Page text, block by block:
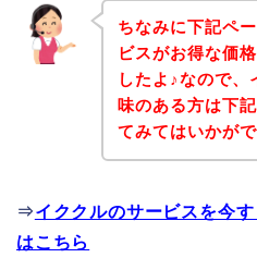
ちなみに下記ペ
ビスがお得な価
したよ♪なので、
味のある方は下
てみてはいかが
⇒イククルのサービスを今
はこちら